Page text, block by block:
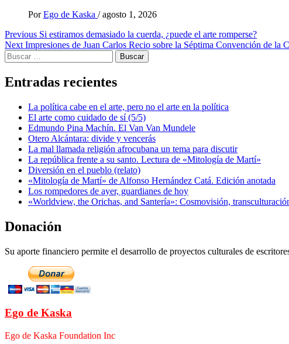
Por Ego de Kaska / agosto 1, 2026
Post
navigation
Previous Si estiramos demasiado la cuerda, ¿puede el arte romperse?
Next Impresiones de Juan Carlos Recio sobre la Séptima Convención de la
Buscar:
Entradas recientes
La política cabe en el arte, pero no el arte en la política
El arte como cuidado de sí (5/5)
Edmundo Pina Machín. El Van Van Mundele
Otero Alcántara: divide y vencerás
La mal llamada religión afrocubana un tema para discutir
La república frente a su santo. Lectura de «Mitología de Martí»
Diversión en el pueblo (relato)
«Mitología de Martí» de Alfonso Hernández Catá. Edición anotada
Los rompedores de ayer, guardianes de hoy
«Worldview, the Orichas, and Santería»: Cosmovisión,
Donación
Su aporte financiero permite el desarrollo de proyectos culturales de
Ego de Kaska
Ego de Kaska Foundation Inc